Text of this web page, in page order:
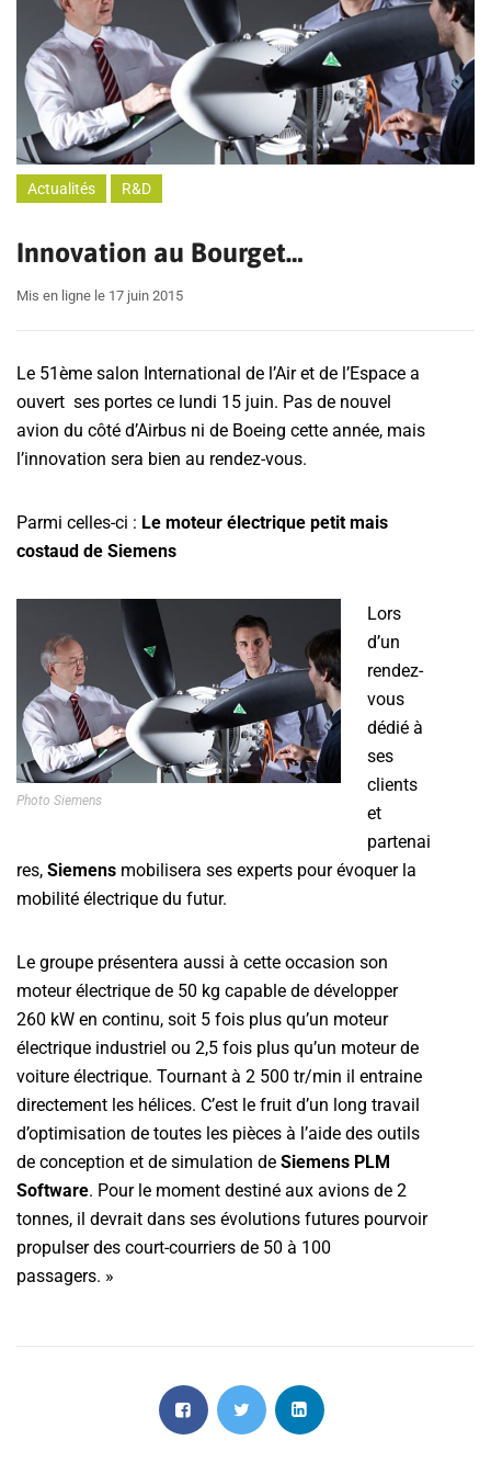
Actualités R&D
Innovation au Bourget…
Mis en ligne le 17 juin 2015
Le 51ème salon International de l’Air et de l’Espace a
ouvert ses portes ce lundi 15 juin. Pas de nouvel
avion du côté d’Airbus ni de Boeing cette année, mais
l’innovation sera bien au rendez-vous.
Parmi celles-ci : Le moteur électrique petit mais
costaud de Siemens
Photo Siemens
Lors
d’un
rendez-
vous
dédié à
ses
clients
et
partenai
res, Siemens mobilisera ses experts pour évoquer la
mobilité électrique du futur.
Le groupe présentera aussi à cette occasion son
moteur électrique de 50 kg capable de développer
260 kW en continu, soit 5 fois plus qu’un moteur
électrique industriel ou 2,5 fois plus qu’un moteur de
voiture électrique. Tournant à 2 500 tr/min il entraine
directement les hélices. C’est le fruit d’un long travail
d’optimisation de toutes les pièces à l’aide des outils
de conception et de simulation de Siemens PLM
Software. Pour le moment destiné aux avions de 2
tonnes, il devrait dans ses évolutions futures pourvoir
propulser des court-courriers de 50 à 100
passagers. »